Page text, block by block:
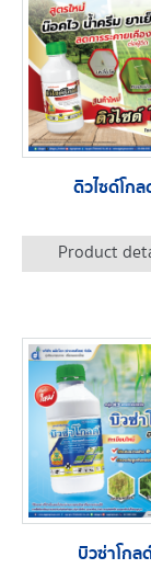
ดิวไซด์โก
Product
บิวซ่าโกล